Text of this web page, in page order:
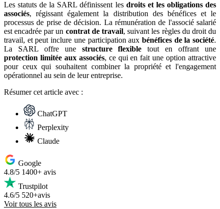
Les statuts de la SARL définissent lesdroits et les obligations des
associés, régissant également la distribution des bénéfices et le
processus de prise de décision. La rémunération de l'associé salarié
est encadrée par un contrat de travail, suivant les règles du droit du
travail, et peut inclure une participation aux bénéfices de la société.
La SARL offre une structure flexible tout en offrant une
protection limitée aux associés, ce qui en fait une option attractive
pour ceux qui souhaitent combiner la propriété et l'engagement
opérationnel au sein de leur entreprise.
Résumercet article avec :
ChatGPT
Perplexity
Claude
Google
4.8/5 1400+ avis
Trustpilot
4.6/5 520+avis
Voir tous les avis